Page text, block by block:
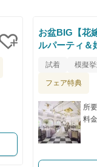
お盆BIG【花
ルパーティ＆
試着 模擬
フェア特典
所
料